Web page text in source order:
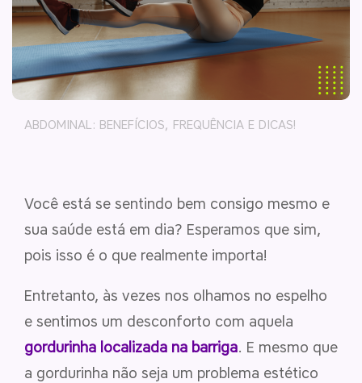
ABDOMINAL: BENEFÍCIOS, FREQUÊNCIA E DICAS!
Você está se sentindo bem consigo mesmo e
sua saúde está em dia? Esperamos que sim,
pois isso é o que realmente importa!
Entretanto, às vezes nos olhamos no espelho
e sentimos um desconforto com aquela
gordurinha localizada na barriga. E mesmo que
a gordurinha não seja um problema estético